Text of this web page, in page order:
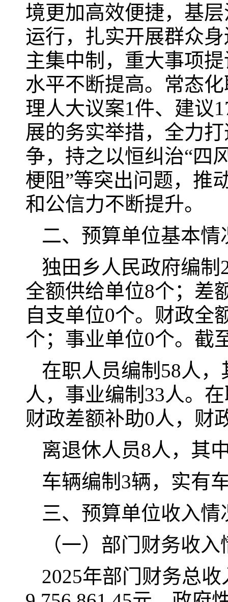
境更加高效便捷，基
运行，扎实开展群众
主集中制，重大事项
水平不断提高。常态
理人大议案1件、建议
展的务实举措，全力
争，持之以恒纠治“四
梗阻”等突出问题，推
和公信力不断提升。
二、预算单位基本情
独田乡人民政府编制
全额供给单位8个；差
自支单位0个。财政全
个；事业单位0个。截
在职人员编制58人
人，事业编制33人。
财政差额补助0人，财
离退休人员8人，其
车辆编制3辆，实有
三、预算单位收入情
（一）部门财务收入
2025年部门财务总